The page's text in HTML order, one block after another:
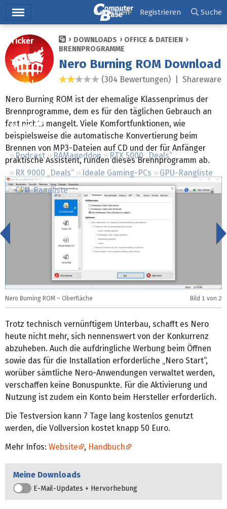
Ticker
Tests
Downloads
Preisvergleich
Forum
Podcast RAMageddon
RTX 5000 „Deals“
RX 9000 „Deals“
Ideale Gaming-PCs
GPU-Rangliste
CPU-Rangliste
Anmelden Registrieren Suche
DOWNLOADS
OFFICE & DATEIEN
BRENNPROGRAMME
Nero Burning ROM Download
2,0 Sterne(304 Bewertungen) |Shareware
Nero Burning ROM ist der ehemalige Klassenprimus der
Brennprogramme, dem es für den täglichen Gebrauch an
fast nichts mangelt. Viele Komfortfunktionen, wie
beispielsweise die automatische Konvertierung beim
Brennen von MP3-Dateien auf CD und der für Anfänger
praktische Assistent, runden dieses Brennprogramm ab.
Nero Burning ROM – Oberfläche Bild 1 von 2
<
Trotz technisch vernünftigem Unterbau, schafft es Nero
heute nicht mehr, sich nennenswert von der Konkurrenz
abzuheben. Auch die aufdringliche Werbung beim Öffnen
sowie das für die Installation erforderliche „Nero Start“,
worüber sämtliche Nero-Anwendungen verwaltet werden,
verschaffen keine Bonuspunkte. Für die Aktivierung und
Nutzung ist zudem ein Konto beim Hersteller erforderlich.
Die Testversion kann 7 Tage lang kostenlos genutzt
werden, die Vollversion kostet knapp 50 Euro.
Mehr Infos: Website , Handbuch
Meine Downloads
E-Mail-Updates + Hervorhebung